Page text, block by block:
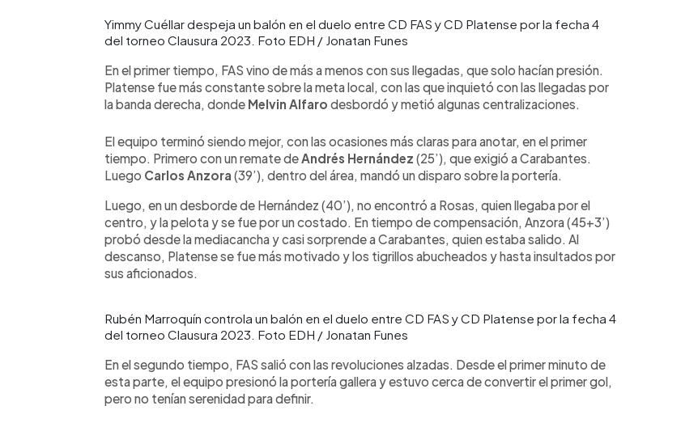
Yimmy Cuéllar despeja un balón en el duelo entre CD FAS y CD Platense por la fecha 4
del torneo Clausura 2023. Foto EDH / Jonatan Funes
En el primer tiempo, FAS vino de más a menos con sus llegadas, que solo hacían presión.
Platense fue más constante sobre la meta local, con las que inquietó con las llegadas por
la banda derecha, donde Melvin Alfaro desbordó y metió algunas centralizaciones.
El equipo terminó siendo mejor, con las ocasiones más claras para anotar, en el primer
tiempo. Primero con un remate deAndrés Hernández (25’), que exigió a Carabantes.
Luego Carlos Anzora (39’), dentro del área, mandó un disparo sobre la portería.
Luego, en un desborde de Hernández (40’), no encontró a Rosas, quien llegaba por el
centro, y la pelota y se fue por un costado. En tiempo de compensación, Anzora (45+3’)
probó desde la mediacancha y casi sorprende a Carabantes, quien estaba salido. Al
descanso, Platense se fue más motivado y los tigrillos abucheados y hasta insultados por
sus aficionados.
Rubén Marroquín controla un balón en el duelo entre CD FAS y CD Platense por la fecha 4
del torneo Clausura 2023. Foto EDH / Jonatan Funes
En el segundo tiempo, FAS salió con las revoluciones alzadas. Desde el primer minuto de
esta parte, el equipo presionó la portería gallera y estuvo cerca de convertir el primer gol,
pero no tenían serenidad para definir.